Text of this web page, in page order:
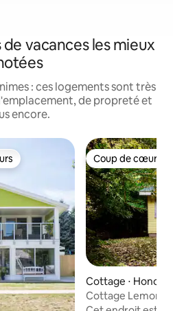
vacances les mieux
: ces logements sont très
de propreté et
encore.
les plus appréciés Coup de cœur
Coup de cœur
Cottage ⋅ Honor
Cottage Lemon